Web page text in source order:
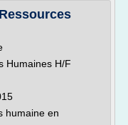
Humaines H/F
humaine en